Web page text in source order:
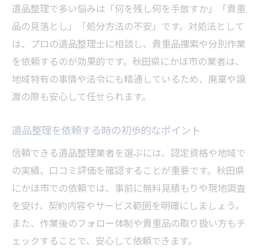
貴重品を見落とさない遺品整理の工夫とは
遺品整理で貴重品を見つけるチェックポイ
ント
遺品整理時に重要書類を探し出すコツ
貴重品の分別と保管を失敗しない方法
家族と共有できる貴重品管理のポイント
遺品整理で買取対象品の見極め方法
遺品整理業者のサービス内容を徹底チェック
遺品整理業者が提供する主なサービスとは
遺品整理と一緒に利用できる追加サービス
貴重品捜索や買取対応の有無を確認しよう
遺品整理で多い悩みは「何を残し何を手放すか」「貴重
品の見落とし」「処分方法の不安」です。対処法として
は、プロの遺品整理士に相談し、貴重品捜索や分別作業
を依頼するのが効果的です。秋田県にかほ市の業者は、
地域特有の事情や法令にも精通しているため、廃棄や譲
渡の際も安心して任せられます。
遺品整理を依頼する時の初歩的なポイント
信頼できる遺品整理業者を選ぶには、認定資格や地域で
の実績、口コミ評価を確認することが重要です。秋田県
にかほ市での依頼では、事前に無料見積もりや現地調査
を受け、契約内容やサービス範囲を明確にしましょう。
また、作業後のフォロー体制や貴重品の取り扱い方もチ
ェックすることで、安心して依頼できます。